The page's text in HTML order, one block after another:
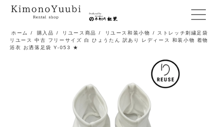
メ
ニ
ュ
ホーム / 購入品 / リユース商品 / リユース和装小物
/ ストレッチ刺繍足袋
リユース 中古 フリーサイズ 白 ひょうたん 訳あり レディース 和装小物 着物
浴衣 お洒落足袋 Y-053 ★